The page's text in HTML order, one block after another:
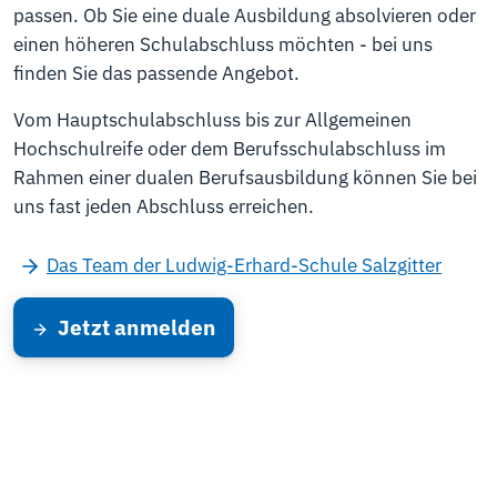
passen. Ob Sie eine duale Ausbildung absolvieren oder
einen höheren Schulabschluss möchten - bei uns
finden Sie das passende Angebot.
Vom Hauptschulabschluss bis zur Allgemeinen
Hochschulreife oder dem Berufsschulabschluss im
Rahmen einer dualen Berufsausbildung können Sie bei
uns fast jeden Abschluss erreichen.
Das Team der Ludwig-Erhard-Schule Salzgitter
Jetzt anmelden